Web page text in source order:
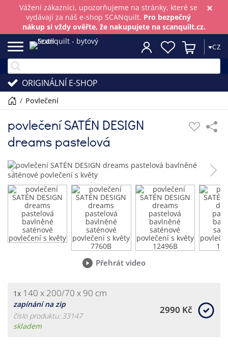
×
Vážení zákazníci, upozorňujeme na stránky, které se
vydávají za náš e-shop SCANquilt. Pro bezpečný
nákup si vždy ověřte, že nakupujete na scanquilt.cz.
CZ
ORIGINÁLNÍ E-SHOP
/ povlečení
povlečení SATÉN DESIGN
dreams pastelová
Přehrát video
1x 140 x 200/70 x 90 cm
zapínání na zip
číslo produktu: 33147
skladem
2990 Kč